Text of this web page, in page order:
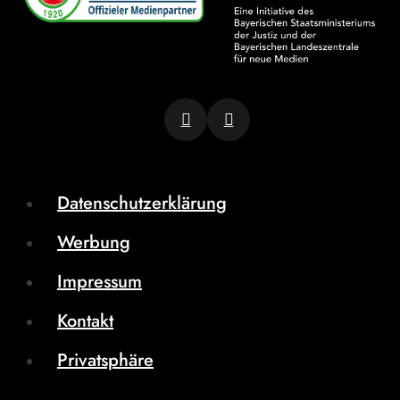
Datenschutzerklärung
Werbung
Impressum
Kontakt
Privatsphäre